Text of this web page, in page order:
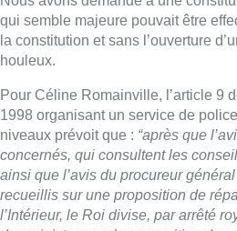
de la Justice, le territoire des
l’arrondissement administratif de
de police. Pour ce faire, les limites
communes ressortissant à plusieurs
judiciaires.”
Cela signifie que le ministre de la
auraient pu proposer la fusion des
peuvent par contre pas augmenter
Evidemment, une telle décision